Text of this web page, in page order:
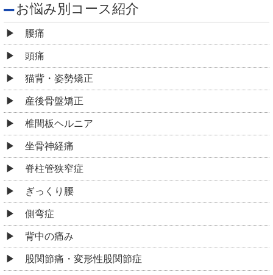
お悩み別コース紹介
腰痛
頭痛
猫背・姿勢矯正
産後骨盤矯正
椎間板ヘルニア
坐骨神経痛
脊柱管狭窄症
ぎっくり腰
側弯症
背中の痛み
股関節痛・変形性股関節症